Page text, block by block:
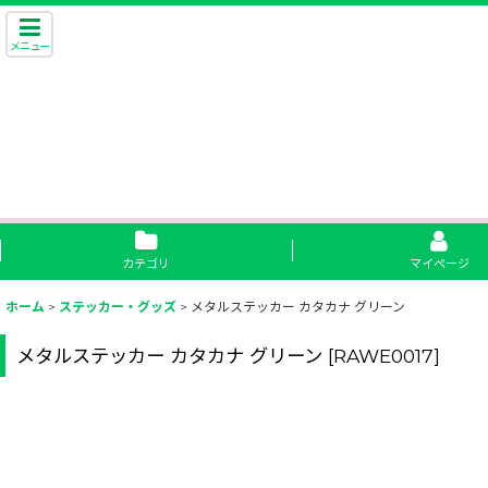
メニュー
カテゴリ マイページ
ホーム > ステッカー・グッズ > メタルステッカー カタカナ グリーン
メタルステッカー カタカナ グリーン [RAWE0017]